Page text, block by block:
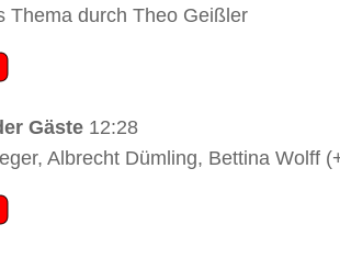
Thema durch Theo Geißler
Gäste 12:28
Albrecht Dümling, Bettina Wolff